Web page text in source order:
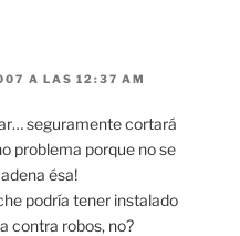
A LAS 12:37 AM
seguramente cortará
problema porque no se
ésa!
podría tener instalado
contra robos, no?